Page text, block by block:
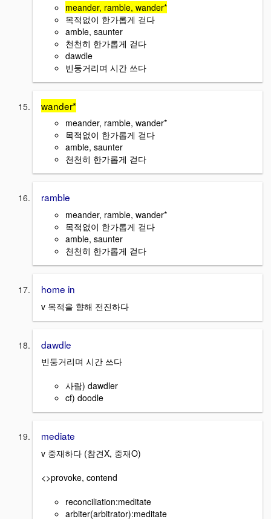
meander, ramble, wander*
목적없이 한가롭게 걷다
amble, saunter
천천히 한가롭게 걷다
dawdle
빈둥거리며 시간 쓰다
wander*
meander, ramble, wander*
목적없이 한가롭게 걷다
amble, saunter
천천히 한가롭게 걷다
ramble
meander, ramble, wander*
목적없이 한가롭게 걷다
amble, saunter
천천히 한가롭게 걷다
home in
v 목적을 향해 전진하다
dawdle
빈둥거리며 시간 쓰다
사람) dawdler
cf) doodle
mediate
v 중재하다 (참견X, 중재O)
<>provoke, contend
reconciliation:meditate
arbiter(arbitrator):meditate